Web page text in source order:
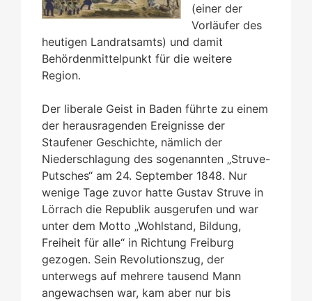
(einer der
Vorläufer des
heutigen Landratsamts) und damit
Behördenmittelpunkt für die weitere
Region.
Der liberale Geist in Baden führte zu einem
der herausragenden Ereignisse der
Staufener Geschichte, nämlich der
Niederschlagung des sogenannten „Struve-
Putsches“ am 24. September 1848. Nur
wenige Tage zuvor hatte Gustav Struve in
Lörrach die Republik ausgerufen und war
unter dem Motto „Wohlstand, Bildung,
Freiheit für alle“ in Richtung Freiburg
gezogen. Sein Revolutionszug, der
unterwegs auf mehrere tausend Mann
angewachsen war, kam aber nur bis